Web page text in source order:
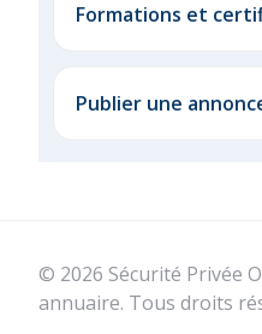
Formations et
Publier une
© 2026 Sécurité Privée
annuaire. Tous droits